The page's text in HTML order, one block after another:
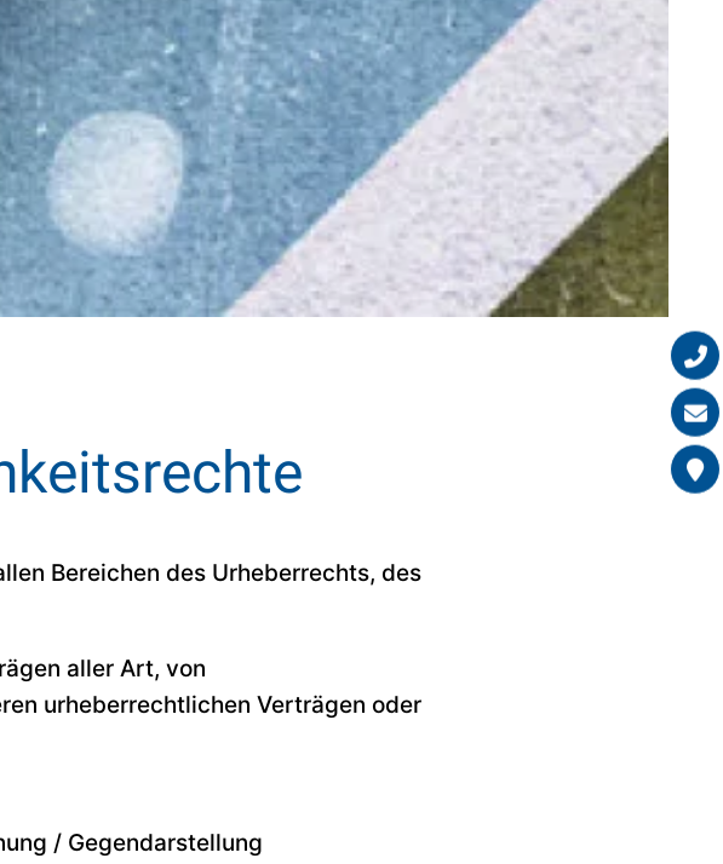
Bereichen des Urheberrechts, des
aller Art, von
urheberrechtlichen Verträgen oder
/ Gegendarstellung